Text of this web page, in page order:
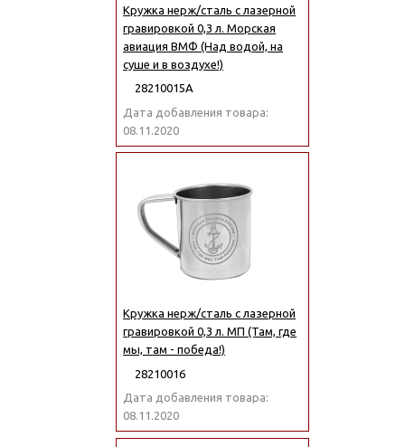
Кружка нерж/сталь с лазерной
гравировкой 0,3 л. Морская
авиация ВМФ (Над водой, на
суше и в воздухе!)
28210015А
Дата добавления товара:
08.11.2020
Кружка нерж/сталь с лазерной
гравировкой 0,3 л. МП (Там, где
мы, там - победа!)
28210016
Дата добавления товара:
08.11.2020